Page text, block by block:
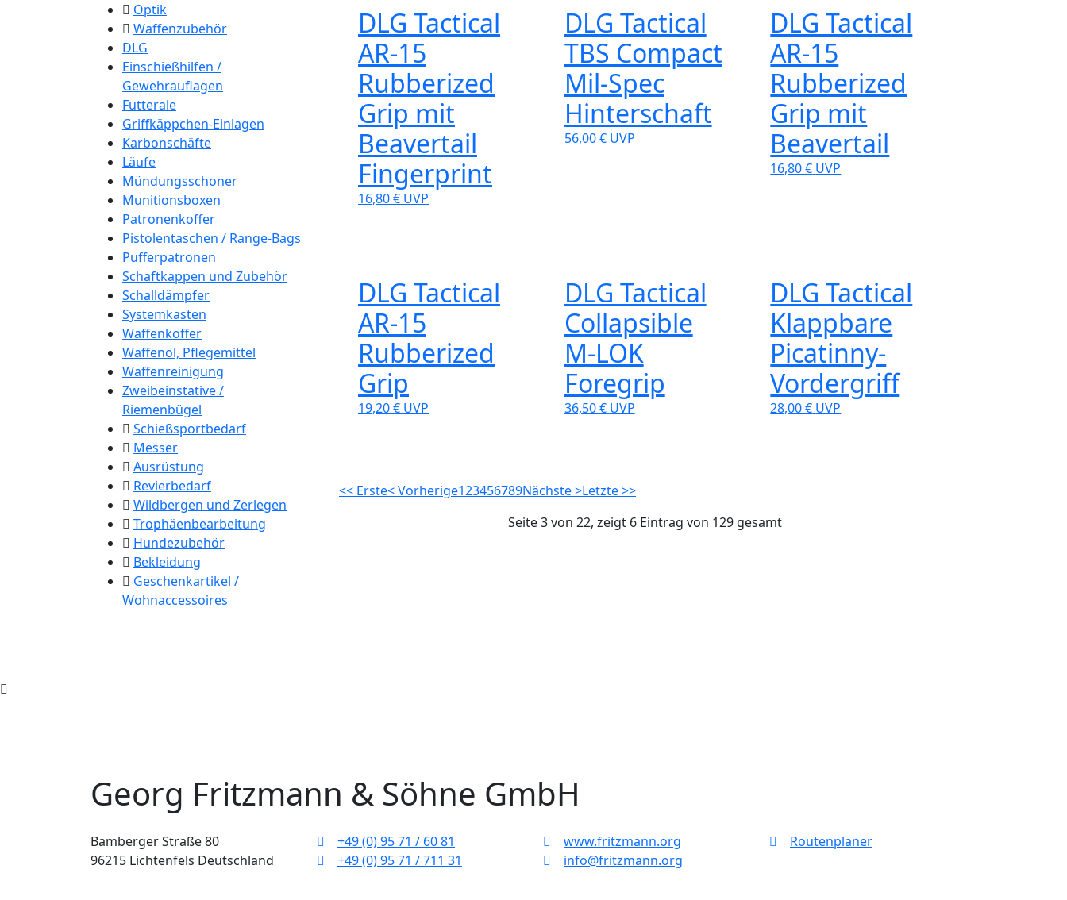
Optik
Waffenzubehör
DLG
Einschießhilfen /
Gewehrauflagen
Futterale
Griffkäppchen-Einlagen
Karbonschäfte
Läufe
Mündungsschoner
Munitionsboxen
Patronenkoffer
Pistolentaschen / Range-Bags
Pufferpatronen
Schaftkappen und Zubehör
Schalldämpfer
Systemkästen
Waffenkoffer
Waffenöl, Pflegemittel
Waffenreinigung
Zweibeinstative /
Riemenbügel
Schießsportbedarf
Messer
Ausrüstung
Revierbedarf
Wildbergen und Zerlegen
Trophäenbearbeitung
Hundezubehör
Bekleidung
Geschenkartikel /
Wohnaccessoires
DLG Tactical
AR-15
Rubberized
Grip mit
Beavertail
Fingerprint
16,80 € UVP
DLG Tactical
TBS Compact
Mil-Spec
Hinterschaft
56,00 € UVP
DLG Tactical
AR-15
Rubberized
Grip mit
Beavertail
16,80 € UVP
DLG Tactical
AR‑15
Rubberized
Grip
19,20 € UVP
DLG Tactical
Collapsible
M-LOK
Foregrip
36,50 € UVP
DLG Tactical
Klappbare
Picatinny-
Vordergriff
28,00 € UVP
<< Erste< Vorherige123456789Nächste >Letzte >>
Seite 3 von 22, zeigt 6 Eintrag von 129 gesamt
Georg Fritzmann & Söhne GmbH
Bamberger Straße 80
96215 Lichtenfels Deutschland
+49 (0) 95 71 / 60 81
+49 (0) 95 71 / 711 31
www.fritzmann.org
info@fritzmann.org
Routenplaner